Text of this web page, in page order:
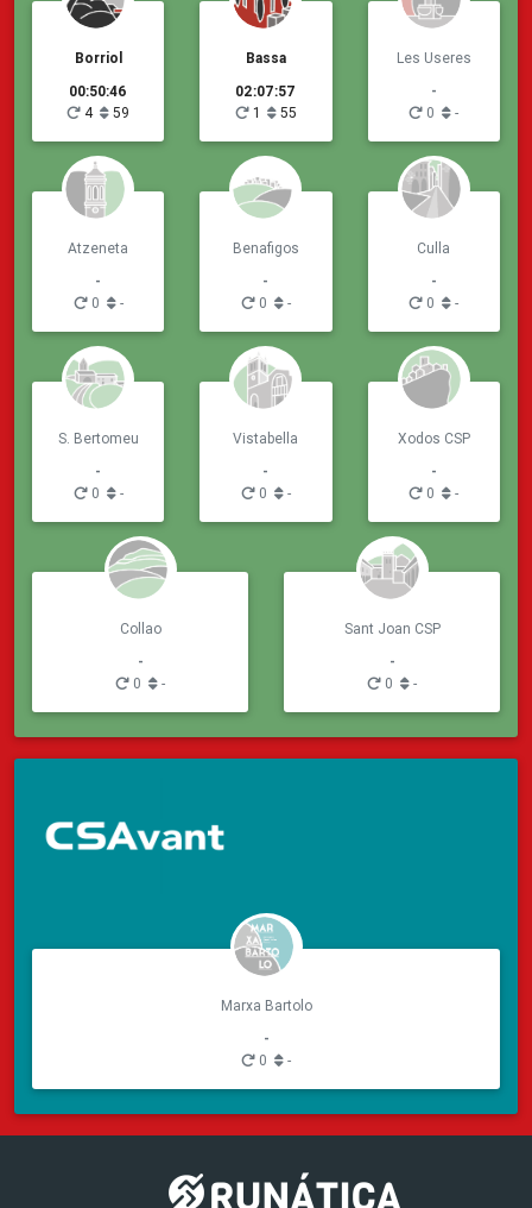
Borriol
00:50:46
4
59
Bassa
02:07:57
1
55
Les Useres
-
0
-
Atzeneta
-
0
-
Benafigos
-
0
-
Culla
-
0
-
S. Bertomeu
-
0
-
Vistabella
-
0
-
Xodos CSP
-
0
-
Collao
-
0
-
Sant Joan CSP
-
0
-
Marxa Bartolo
-
0
-